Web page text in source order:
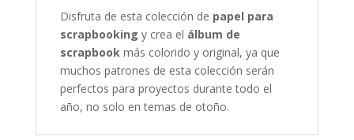
Disfruta de esta colección de papel para
scrapbooking y crea el álbum de
scrapbookmás colorido y original, ya que
muchos patrones de esta colección serán
perfectos para proyectos durante todo el
año, no solo en temas de otoño.